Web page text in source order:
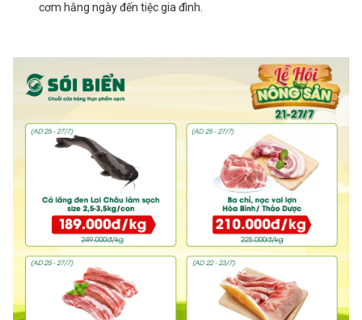
cơm hằng ngày đến tiệc gia đình.